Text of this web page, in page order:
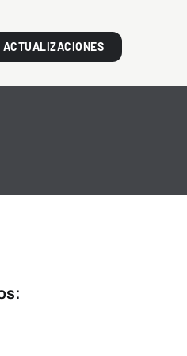
ACTUALIZACIONES